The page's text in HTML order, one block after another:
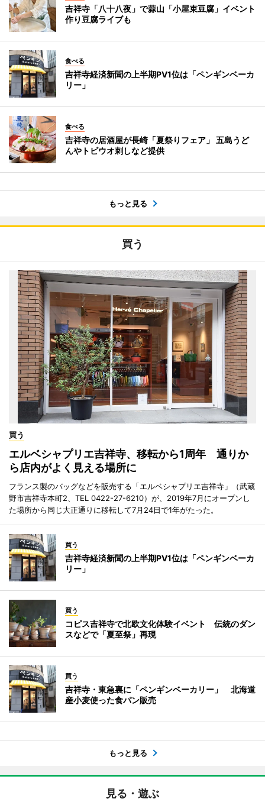
吉祥寺「八十八夜」で蒜山「小屋束豆腐」イベント
作り豆腐ライブも
食べる
吉祥寺経済新聞の上半期PV1位は「ペンギンベーカ
リー」
食べる
吉祥寺の居酒屋が長崎「夏祭りフェア」 五島うど
んやトビウオ刺しなど提供
もっと見る
買う
買う
エルベシャプリエ吉祥寺、移転から1周年 通りか
ら店内がよく見える場所に
フランス製のバッグなどを販売する「エルベシャプリエ吉祥寺」（武蔵
野市吉祥寺本町2、TEL 0422-27-6210）が、2019年7月にオープンし
た場所から同じ大正通りに移転して7月24日で1年がたった。
買う
吉祥寺経済新聞の上半期PV1位は「ペンギンベーカ
リー」
買う
コピス吉祥寺で北欧文化体験イベント 伝統のダン
スなどで「夏至祭」再現
買う
吉祥寺・東急裏に「ペンギンベーカリー」 北海道
産小麦使った食パン販売
もっと見る
見る・遊ぶ